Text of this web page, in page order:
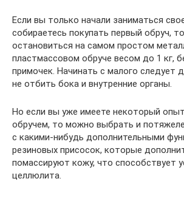
Если вы только начали заниматься
собираетесь покупать первый обруч,
остановиться на самом простом
пластмассовом обруче весом до 1 кг,
примочек. Начинать с малого следует
не отбить бока и внутренние органы.
Но если вы уже имеете некоторый
обручем, то можно выбрать и
с какими-нибудь дополнительными
резиновых присосок, которые
помассируют кожу, что способствует
целлюлита.